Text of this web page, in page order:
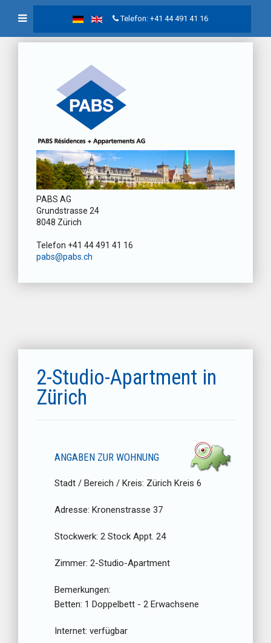
Telefon: +41 44 491 41 16
PABS AG
Grundstrasse 24
8048 Zürich
Telefon +41 44 491 41 16
pabs@pabs.ch
2-Studio-Apartment in
Zürich
ANGABEN ZUR WOHNUNG
Stadt / Bereich / Kreis: Zürich Kreis 6
Adresse: Kronenstrasse 37
Stockwerk: 2 Stock Appt. 24
Zimmer: 2-Studio-Apartment
Bemerkungen:
Betten: 1 Doppelbett - 2 Erwachsene
Internet: verfügbar